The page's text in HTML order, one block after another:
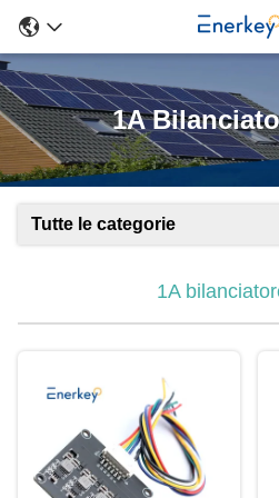
1A
Tutte le categorie
1A